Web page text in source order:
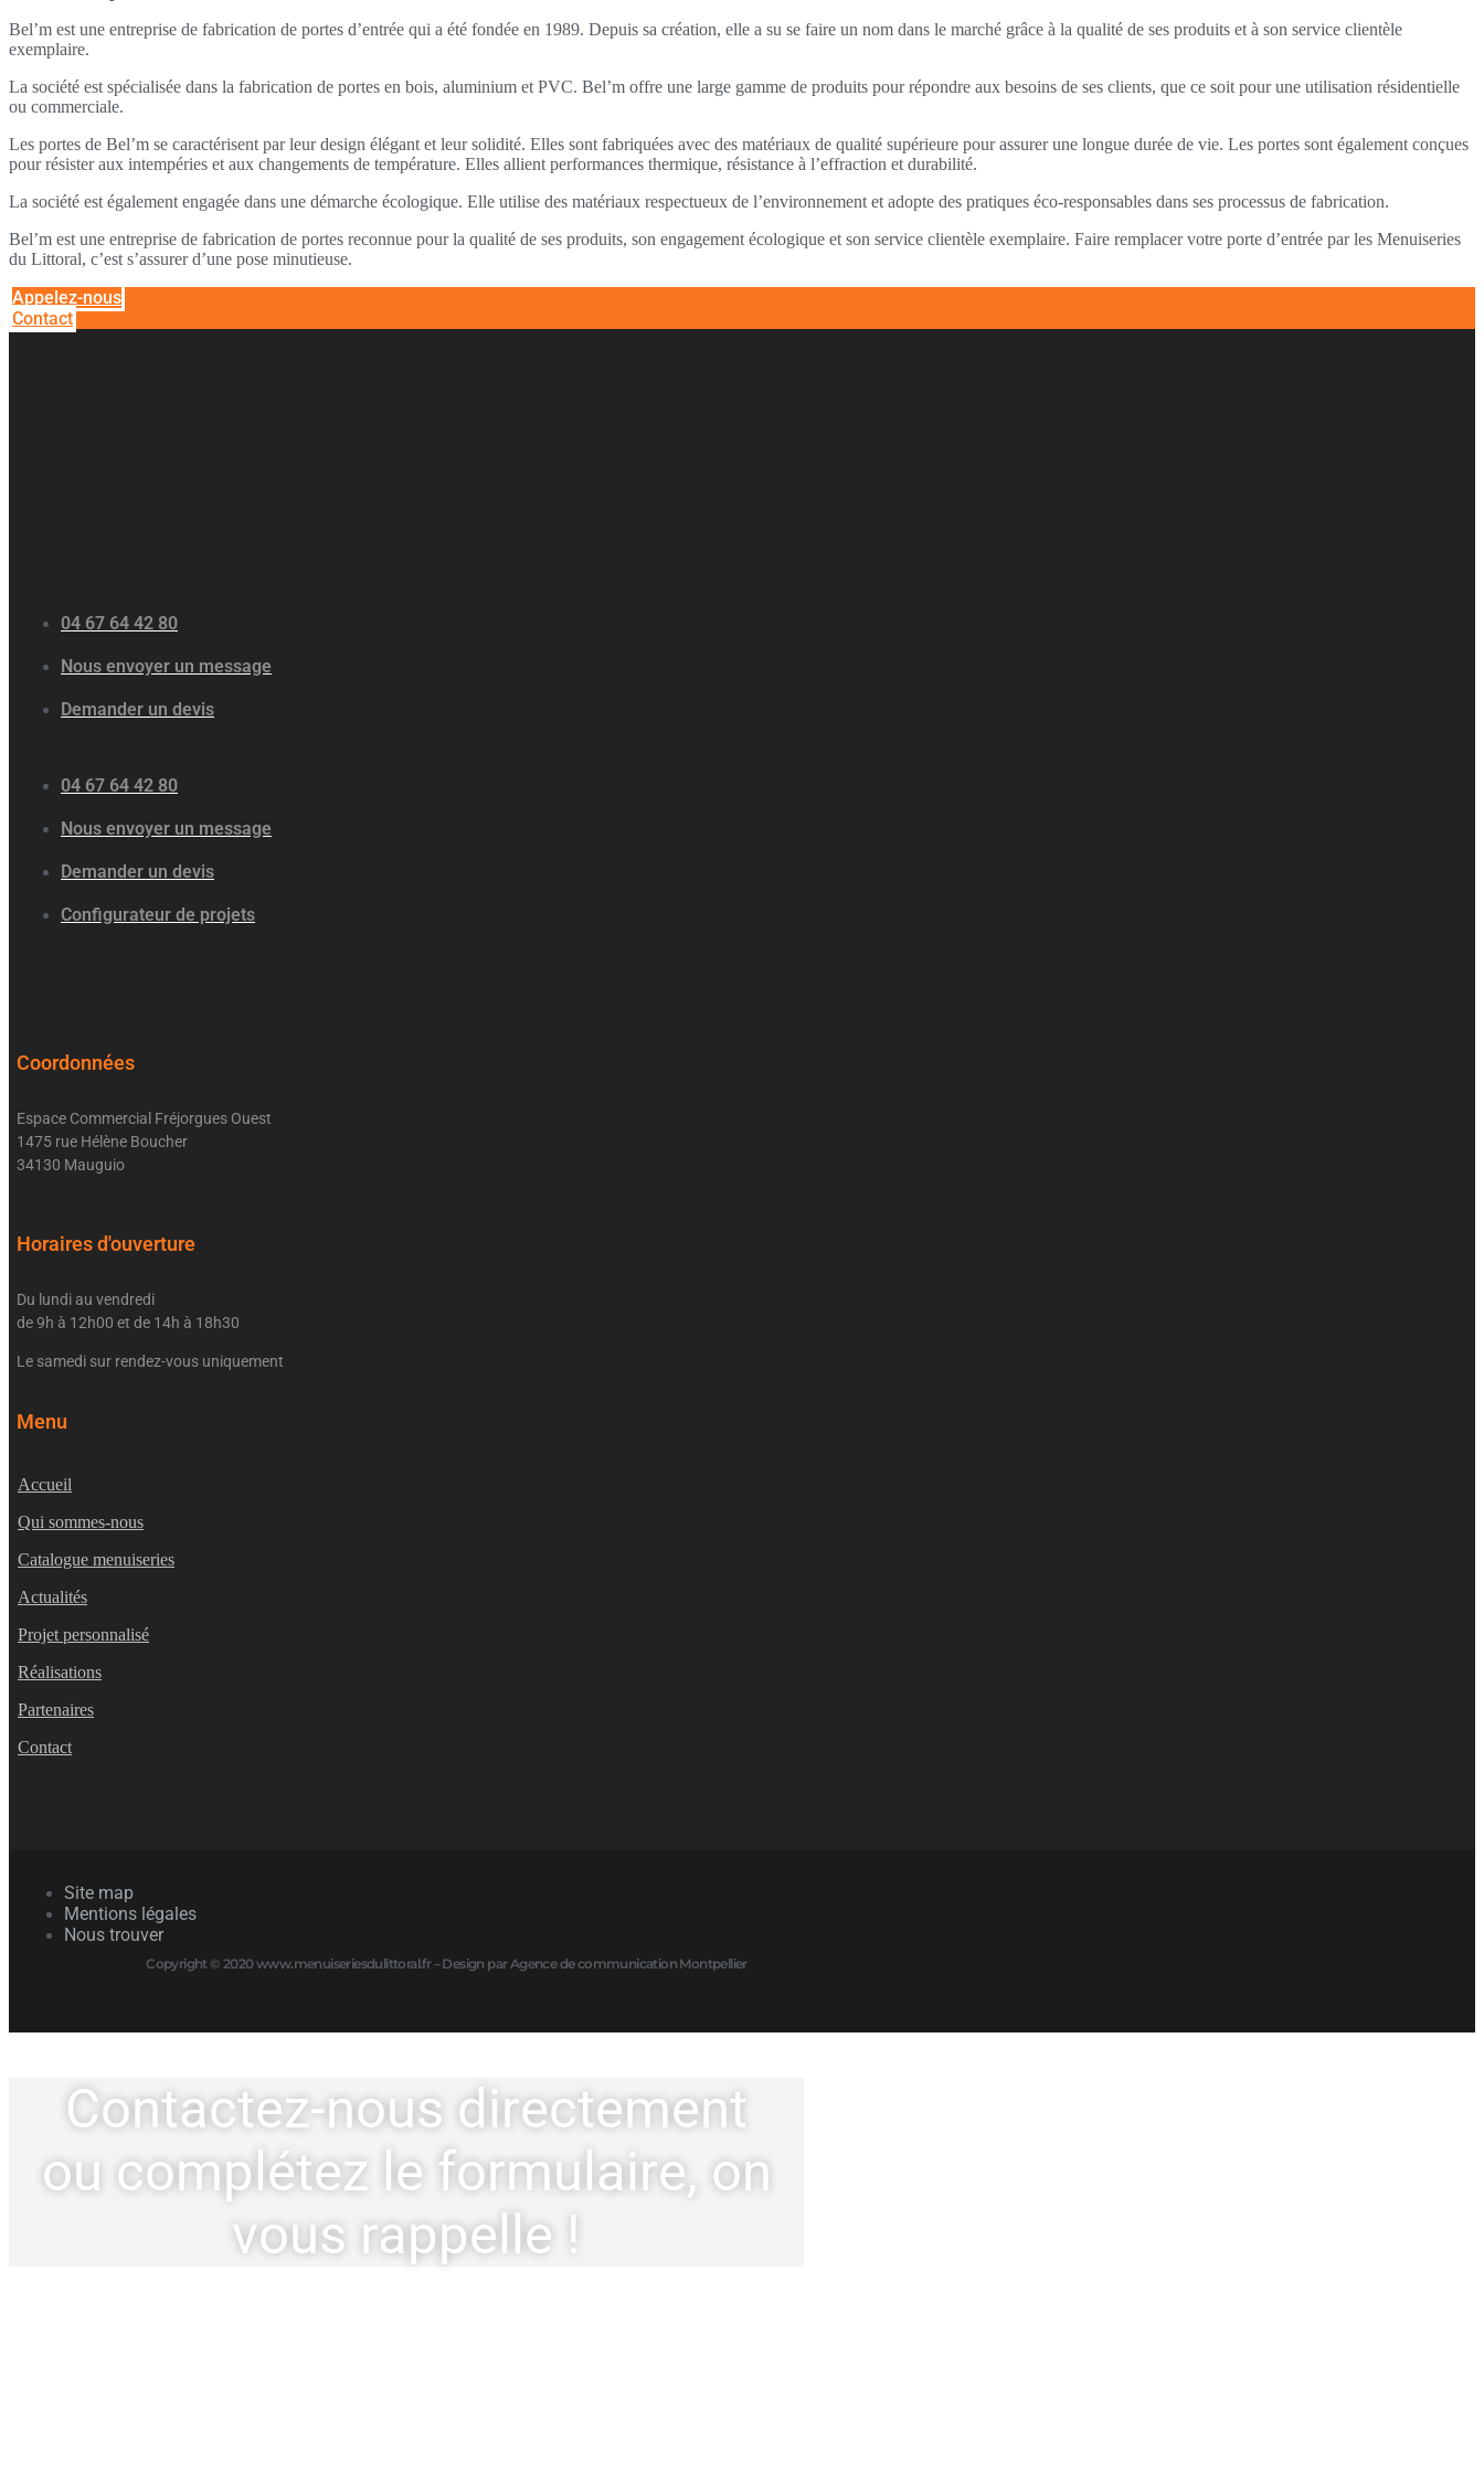
Bel’m est une entreprise de fabrication de portes d’entrée qui a été fondée en 1989. Depuis sa création, elle a su se faire un nom dans le marché grâce à la qualité de ses produits et à son service clientèle
exemplaire.
La société est spécialisée dans la fabrication de portes en bois, aluminium et PVC. Bel’m offre une large gamme de produits pour répondre aux besoins de ses clients, que ce soit pour une utilisation résidentielle
ou commerciale.
Les portes de Bel’m se caractérisent par leur design élégant et leur solidité. Elles sont fabriquées avec des matériaux de qualité supérieure pour assurer une longue durée de vie. Les portes sont également conçues
pour résister aux intempéries et aux changements de température. Elles allient performances thermique, résistance à l’effraction et durabilité.
La société est également engagée dans une démarche écologique. Elle utilise des matériaux respectueux de l’environnement et adopte des pratiques éco-responsables dans ses processus de fabrication.
Bel’m est une entreprise de fabrication de portes reconnue pour la qualité de ses produits, son engagement écologique et son service clientèle exemplaire. Faire remplacer votre porte d’entrée par les Menuiseries
du Littoral, c’est s’assurer d’une pose minutieuse.
Appelez-nous
Contact
04 67 64 42 80
Nous envoyer un message
Demander un devis
04 67 64 42 80
Nous envoyer un message
Demander un devis
Configurateur de projets
Coordonnées
Espace Commercial Fréjorgues Ouest
1475 rue Hélène Boucher
34130 Mauguio
Horaires d'ouverture
Du lundi au vendredi
de 9h à 12h00 et de 14h à 18h30
Le samedi sur rendez-vous uniquement
Menu
Accueil
Qui sommes-nous
Catalogue menuiseries
Actualités
Projet personnalisé
Réalisations
Partenaires
Contact
Site map
Mentions légales
Nous trouver
Copyright © 2020 www.menuiseriesdulittoral.fr – Design par Agence de communication Montpellier
Contactez-nous directement
ou complétez le formulaire, on
vous rappelle !